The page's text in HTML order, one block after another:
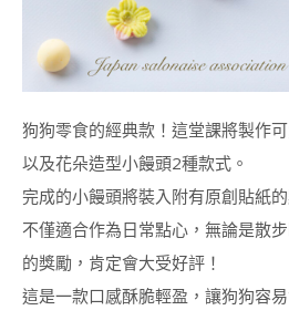
COURSE)
日式饅頭藝術講師證
書課程
糖霜曲奇 相關課程
糖霜曲奇講師證書課
程( ICING COOKIE
糖霜曲奇進階課程
MASTER
狗狗零食的經典款！這堂課將製作
以及花朵造型小饅頭2種款式。
完成的小饅頭將裝入附有原創貼紙
不僅適合作為日常點心，無論是散
的獎勵，肯定會大受好評！
這是一款口感酥脆輕盈，讓狗狗容